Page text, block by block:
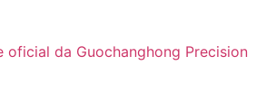
oficial da Guochanghong Precision